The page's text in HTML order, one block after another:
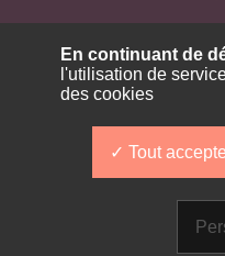
PLAN DU SITE
En continuant de
l'utilisation de
des cookies
Tout